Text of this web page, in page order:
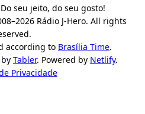
seu jeito, do seu gosto!
Rádio J-Hero. All rights
according to Brasília Time.
Tabler. Powered by Netlify.
Privacidade